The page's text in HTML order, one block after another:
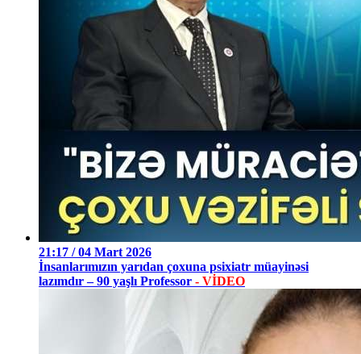
21:17 / 04 Mart 2026
İnsanlarımızın yarıdan çoxuna psixiatr müayinəsi
lazımdır – 90 yaşlı Professor - VİDEO